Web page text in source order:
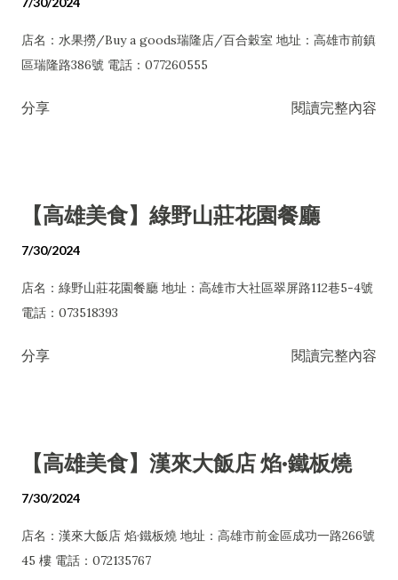
店名：水果撈/Buy a goods瑞隆店/百合穀室 地址：高雄市前鎮
區瑞隆路386號 電話：077260555
分享 閱讀完整內容
【高雄美食】綠野山莊花園餐廳
7/30/2024
店名：綠野山莊花園餐廳 地址：高雄市大社區翠屏路112巷5-4號
電話：073518393
分享 閱讀完整內容
【高雄美食】漢來大飯店 焰·鐵板燒
7/30/2024
店名：漢來大飯店 焰·鐵板燒 地址：高雄市前金區成功一路266號
45 樓 電話：072135767